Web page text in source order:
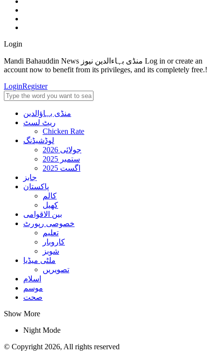
Login
Mandi Bahauddin News منڈی بہاءالدین نیوز Log in or create an
account now to benefit from its privileges, and its completely free.!
LoginRegister
منڈی بہاؤالدین
ریٹ لسٹ
Chicken Rate
لوڈشیڈنگ
جولائی 2026
ستمبر 2025
اگست 2025
جابز
پاکستان
کالم
کھیل
بین الاقوامی
خصوصی رپورٹ
تعلیم
کاروبار
شوبز
ملٹی میڈیا
تصویریں
اسلام
موسم
صحت
Show More
Night Mode
© Copyright 2026, All rights reserved